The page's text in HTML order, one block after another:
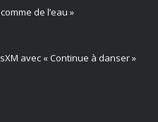
de l’eau »
avec « Continue à danser »